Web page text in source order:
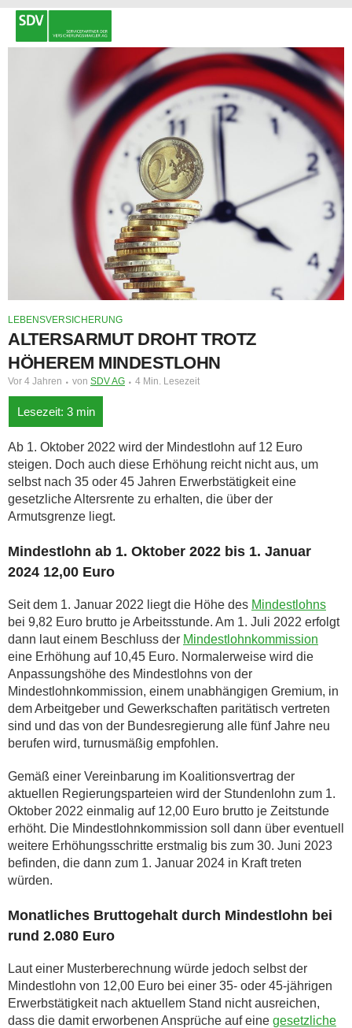
LEBENSVERSICHERUNG
ALTERSARMUT DROHT TROTZ
HÖHEREM MINDESTLOHN
Vor 4 Jahren von SDV AG 4 Min. Lesezeit
Ab 1. Oktober 2022 wird der Mindestlohn auf 12 Euro
steigen. Doch auch diese Erhöhung reicht nicht aus, um
selbst nach 35 oder 45 Jahren Erwerbstätigkeit eine
gesetzliche Altersrente zu erhalten, die über der
Armutsgrenze liegt.
Mindestlohn ab 1. Oktober 2022 bis 1. Januar
2024 12,00 Euro
Seit dem 1. Januar 2022 liegt die Höhe des Mindestlohns
bei 9,82 Euro brutto je Arbeitsstunde. Am 1. Juli 2022 erfolgt
dann laut einem Beschluss der Mindestlohnkommission
eine Erhöhung auf 10,45 Euro. Normalerweise wird die
Anpassungshöhe des Mindestlohns von der
Mindestlohnkommission, einem unabhängigen Gremium, in
dem Arbeitgeber und Gewerkschaften paritätisch vertreten
sind und das von der Bundesregierung alle fünf Jahre neu
berufen wird, turnusmäßig empfohlen.
Gemäß einer Vereinbarung im Koalitionsvertrag der
aktuellen Regierungsparteien wird der Stundenlohn zum 1.
Oktober 2022 einmalig auf 12,00 Euro brutto je Zeitstunde
erhöht. Die Mindestlohnkommission soll dann über eventuell
weitere Erhöhungsschritte erstmalig bis zum 30. Juni 2023
befinden, die dann zum 1. Januar 2024 in Kraft treten
würden.
Monatliches Bruttogehalt durch Mindestlohn bei
rund 2.080 Euro
Laut einer Musterberechnung würde jedoch selbst der
Mindestlohn von 12,00 Euro bei einer 35- oder 45-jährigen
Erwerbstätigkeit nach aktuellem Stand nicht ausreichen,
dass die damit erworbenen Ansprüche auf eine gesetzliche